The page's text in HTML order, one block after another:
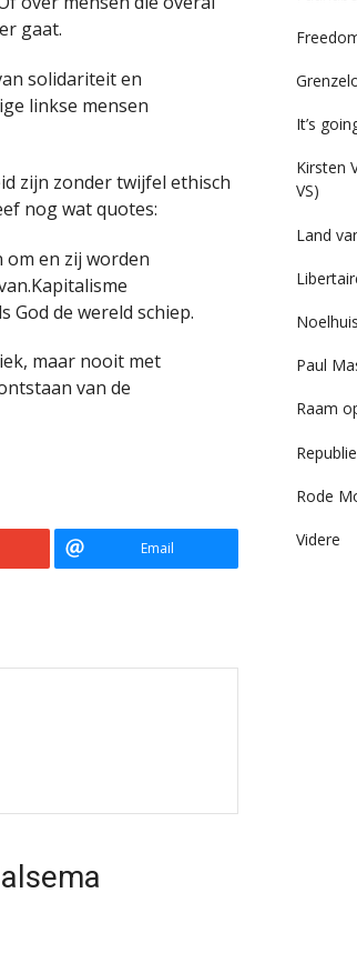
gaat.
solidariteit en
linkse mensen
zijn zonder twijfel ethisch
nog wat quotes:
om en zij worden
de wereld schiep.
maar nooit met
van de
Email
It’s
Kirsten
VS)
Land
Noelhuis
Paul
Raam
Rode
Videre